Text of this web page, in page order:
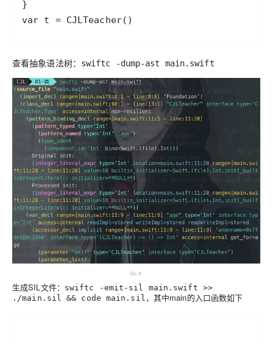
var t = CJLTeacher()
查看抽象语法树： swiftc -dump-ast main.swift
生成SIL文件：
swiftc -emit-sil main.swift >>
./main.sil && code main.sil ，其中main的入口函数如下